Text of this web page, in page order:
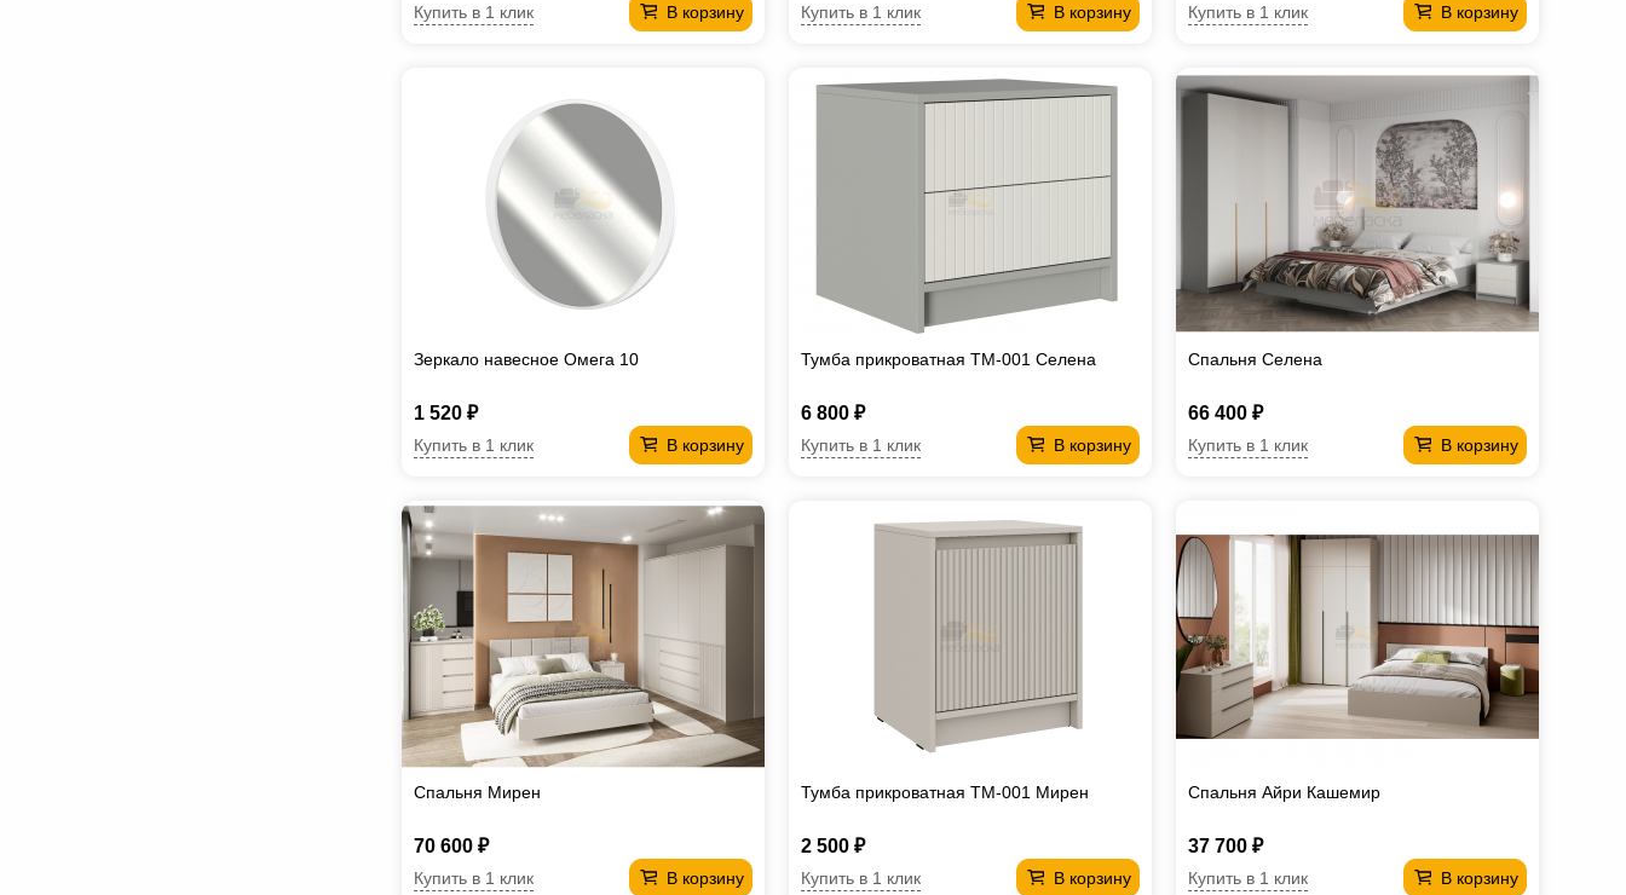
В корзину
Купить в 1 клик В корзину
Купить в 1 клик В корзину
Купить в 1 клик
Зеркало навесное Омега 10
1 520 ₽
В корзину
Купить в 1 клик
Тумба прикроватная ТМ-001 Селена
6 800 ₽
В корзину
Купить в 1 клик
Спальня Селена
66 400 ₽
В корзину
Купить в 1 клик
Спальня Мирен
70 600 ₽
В корзину
Купить в 1 клик
Тумба прикроватная ТМ-001 Мирен
2 500 ₽
В корзину
Купить в 1 клик
Спальня Айри Кашемир
37 700 ₽
В корзину
Купить в 1 клик